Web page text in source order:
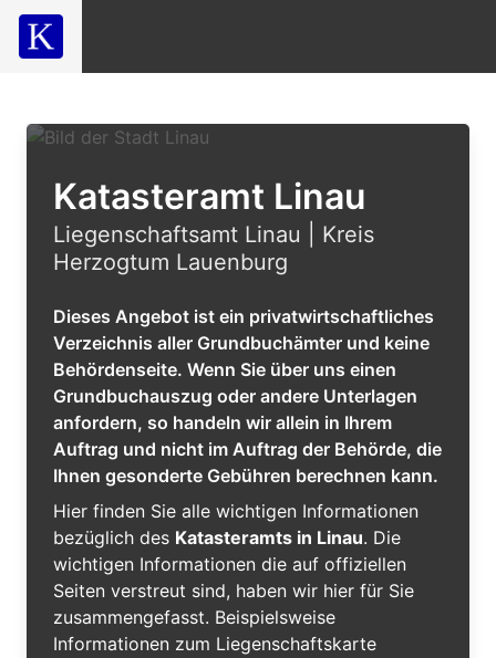
Katasteramt Linau
Liegenschaftsamt Linau | Kreis
Herzogtum Lauenburg
Dieses Angebot ist ein privatwirtschaftliches
Verzeichnis aller Grundbuchämter und keine
Behördenseite. Wenn Sie über uns einen
Grundbuchauszug oder andere Unterlagen
anfordern, so handeln wir allein in Ihrem
Auftrag und nicht im Auftrag der Behörde, die
Ihnen gesonderte Gebühren berechnen kann.
Hier finden Sie alle wichtigen Informationen
bezüglich des Katasteramts in Linau. Die
wichtigen Informationen die auf offiziellen
Seiten verstreut sind, haben wir hier für Sie
zusammengefasst. Beispielsweise
Informationen zum Liegenschaftskarte